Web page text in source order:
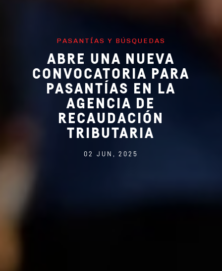
PASANTÍAS Y BÚSQUEDAS
ABRE UNA NUEVA
CONVOCATORIA PARA
PASANTÍAS EN LA
AGENCIA DE
RECAUDACIÓN
TRIBUTARIA
02 JUN, 2025